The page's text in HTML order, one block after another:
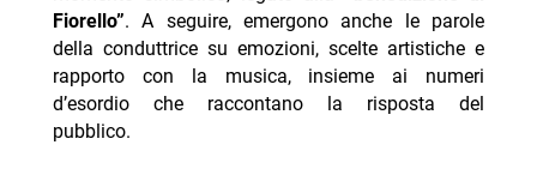
- risultati al debutto: share e spettatori a ferrara
-- Scopri di più da Jump the shark
-- RispondiAnnulla risposta
- Far Away anticipazioni 10-14 agosto: Nare divorzia
Fiorello”. A seguire, emergono anche le parole
della conduttrice su emozioni, scelte artistiche e
rapporto con la musica, insieme ai numeri
d’esordio che raccontano la risposta del
pubblico.